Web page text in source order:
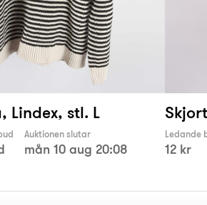
Lindex, stl. L
Auktionen slutar
mån 10 aug 20:08
Ledande
12 kr